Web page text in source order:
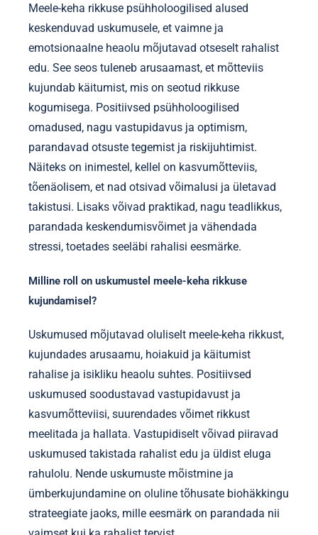
Meele-keha rikkuse psühholoogilised alused
keskenduvad uskumusele, et vaimne ja
emotsionaalne heaolu mõjutavad otseselt rahalist
edu. See seos tuleneb arusaamast, et mõtteviis
kujundab käitumist, mis on seotud rikkuse
kogumisega. Positiivsed psühholoogilised
omadused, nagu vastupidavus ja optimism,
parandavad otsuste tegemist ja riskijuhtimist.
Näiteks on inimestel, kellel on kasvumõtteviis,
tõenäolisem, et nad otsivad võimalusi ja ületavad
takistusi. Lisaks võivad praktikad, nagu teadlikkus,
parandada keskendumisvõimet ja vähendada
stressi, toetades seeläbi rahalisi eesmärke.
Milline roll on uskumustel meele-keha rikkuse
kujundamisel?
Uskumused mõjutavad oluliselt meele-keha rikkust,
kujundades arusaamu, hoiakuid ja käitumist
rahalise ja isikliku heaolu suhtes. Positiivsed
uskumused soodustavad vastupidavust ja
kasvumõtteviisi, suurendades võimet rikkust
meelitada ja hallata. Vastupidiselt võivad piiravad
uskumused takistada rahalist edu ja üldist eluga
rahulolu. Nende uskumuste mõistmine ja
ümberkujundamine on oluline tõhusate biohäkkingu
strateegiate jaoks, mille eesmärk on parandada nii